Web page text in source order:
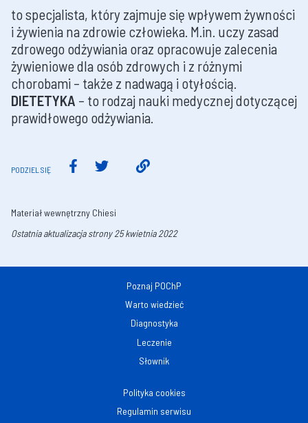
to specjalista, który zajmuje się wpływem żywności
i żywienia na zdrowie człowieka. M.in. uczy zasad
zdrowego odżywiania oraz opracowuje zalecenia
żywieniowe dla osób zdrowych i z różnymi
chorobami – także z nadwagą i otyłością.
DIETETYKA – to rodzaj nauki medycznej dotyczącej
prawidłowego odżywiania.
PODZIEL SIĘ
Materiał wewnętrzny Chiesi
Ostatnia aktualizacja strony 25 kwietnia 2022
Poznaj POChP
Warto wiedzieć
Diagnostyka
Leczenie
Słownik
Polityka cookies
Regulamin serwisu